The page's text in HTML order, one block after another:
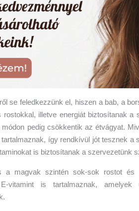
se feledkezzünk el, hiszen a bab, a
rostokkal, illetve energiát biztosítanak
módon pedig csökkentik az étvágyat.
tartalmaznak, így rendkívül jót tesznek a
is biztosítanak a szervezetünk
a magvak szintén sok-sok rostot és
E-vitamint is tartalmaznak,